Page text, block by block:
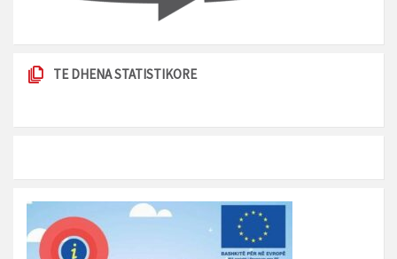
TE DHENA STATISTIKORE